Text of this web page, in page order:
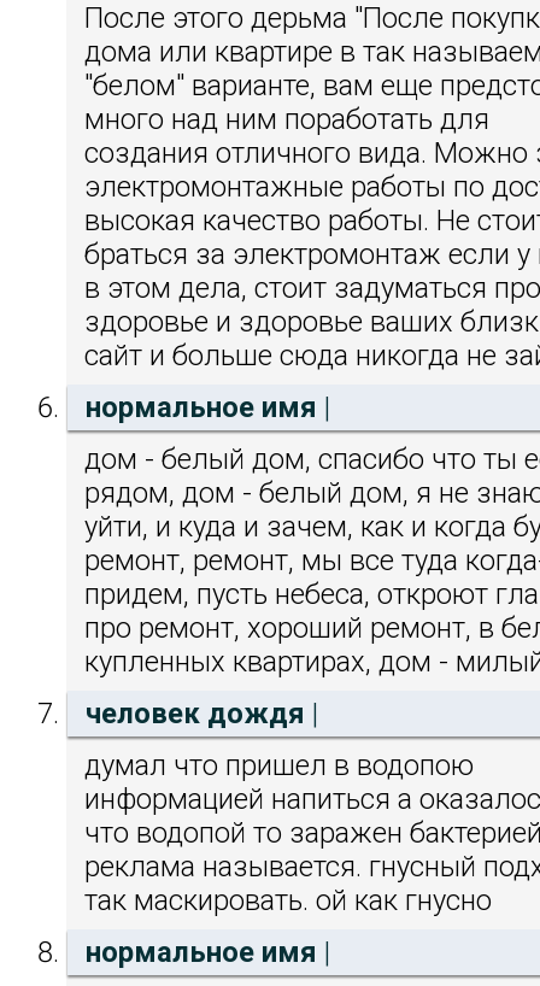
После этого дерьма "После
дома или квартире в так
"белом" варианте, вам еще
много над ним поработать для
создания отличного вида. Можно
электромонтажные работы по
высокая качество работы. Не
браться за электромонтаж если у
в этом дела, стоит задуматься
здоровье и здоровье ваших
сайт и больше сюда никогда не
нормальное имя |
дом - белый дом, спасибо что ты
рядом, дом - белый дом, я не
уйти, и куда и зачем, как и когда
ремонт, ремонт, мы все туда
придем, пусть небеса, откроют
про ремонт, хороший ремонт, в
купленных квартирах, дом -
человек дождя |
думал что пришел в водопою
информацией напиться а
что водопой то заражен
реклама называется. гнусный
так маскировать. ой как гнусно
нормальное имя |